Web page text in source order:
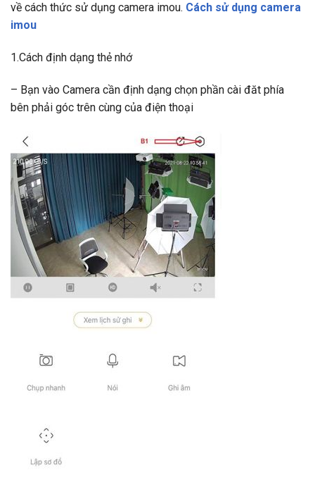
về cách thức sử dụng camera imou. Cách sử dụng camera
imou
1.Cách định dạng thẻ nhớ
– Bạn vào Camera cần định dạng chọn phần cài đăt phía
bên phải góc trên cùng của điện thoại